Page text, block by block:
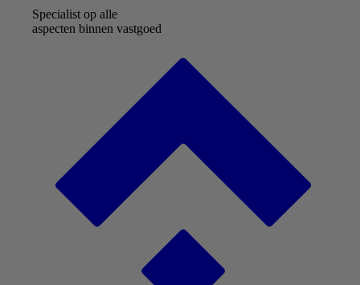
Specialist op alle
aspecten binnen vastgoed